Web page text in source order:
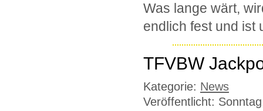
Was lange wärt,
endlich fest und ist
TFVBW
Kategorie: News
Veröffentlicht: